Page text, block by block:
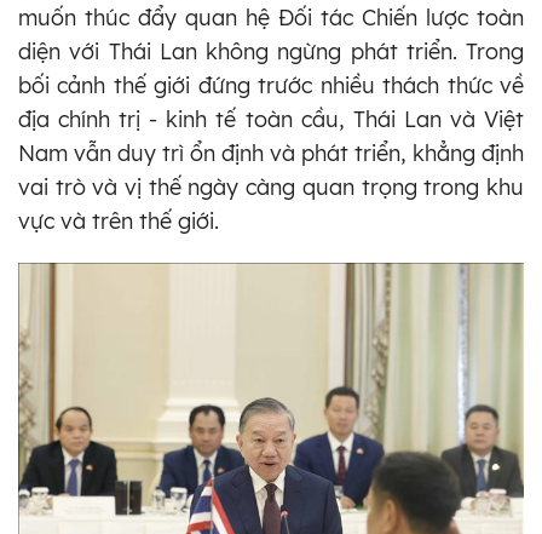
muốn thúc đẩy quan hệ Đối tác Chiến lược toàn
diện với Thái Lan không ngừng phát triển. Trong
bối cảnh thế giới đứng trước nhiều thách thức về
địa chính trị - kinh tế toàn cầu, Thái Lan và Việt
Nam vẫn duy trì ổn định và phát triển, khẳng định
vai trò và vị thế ngày càng quan trọng trong khu
vực và trên thế giới.